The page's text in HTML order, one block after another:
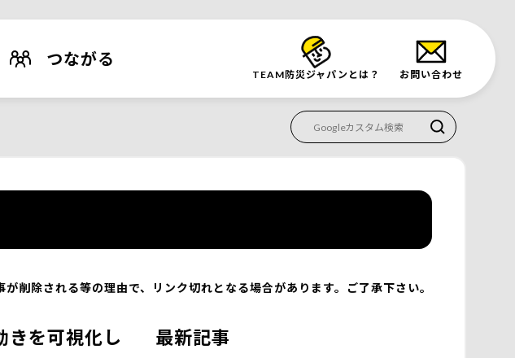
つながる
TEAM防災ジャパンとは？ お問い合わせ
が削除される等の理由で、リンク切れとなる場合があります。ご了承下さい。
きを可視化し
最新記事